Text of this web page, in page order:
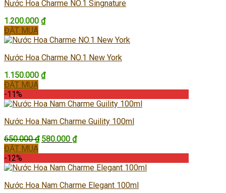
1.150.000 ₫.
Nước Hoa Charme NO.1 Singnature
1.200.000 ₫
ĐẶT MUA
Nước Hoa Charme NO.1 New York
1.150.000 ₫
ĐẶT MUA
-11%
Nước Hoa Nam Charme Guility 100ml
650.000₫ Giá
650.000 ₫.
580.000 ₫Giá
là:
ĐẶT MUA
-12%
Nước Hoa Nam Charme Elegant 100ml